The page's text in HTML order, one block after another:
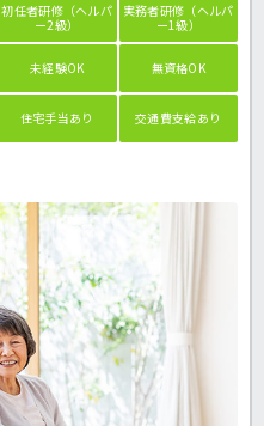
初任者研修（ヘルパ
ー2級）
実務者研修（ヘルパ
ー1級）
未経験OK 無資格OK
住宅手当あり 交通費支給あり